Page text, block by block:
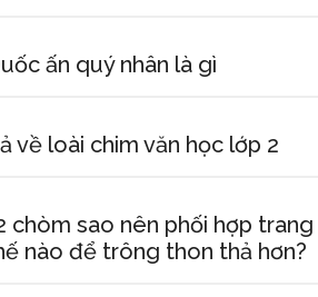
ấn quý nhân là gì
về loài chim văn học lớp 2
chòm sao nên phối hợp
nào để trông thon thả hơn?